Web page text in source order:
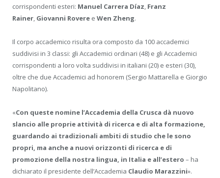
corrispondenti esteri: Manuel Carrera Díaz, Franz
Rainer, Giovanni Rovere e Wen Zheng.
Il corpo accademico risulta ora composto da 100 accademici
suddivisi in 3 classi: gli Accademici ordinari (48) e gli Accademici
corrispondenti a loro volta suddivisi in italiani (20) e esteri (30),
oltre che due Accademici ad honorem (Sergio Mattarella e Giorgio
Napolitano).
«Con queste nomine l’Accademia della Crusca dà nuovo
slancio alle proprie attività di ricerca e di alta formazione,
guardando ai tradizionali ambiti di studio che le sono
propri, ma anche a nuovi orizzonti di ricerca e di
promozione della nostra lingua, in Italia e all’estero – ha
dichiarato il presidente dell’Accademia Claudio Marazzini».